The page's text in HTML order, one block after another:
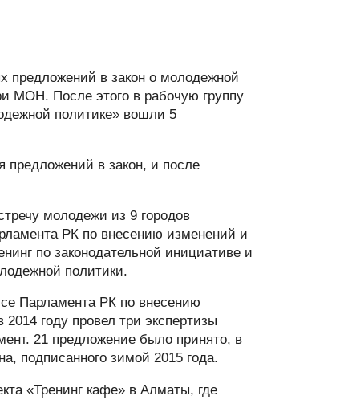
предложений в закон о молодежной
МОН. После этого в рабочую группу
политике» вошли 5
предложений в закон, и после
молодежи из 9 городов
РК по внесению изменений и
по законодательной инициативе и
политики.
Парламента РК по внесению
году провел три экспертизы
21 предложение было принято, в
подписанного зимой 2015 года.
«Тренинг кафе» в Алматы, где